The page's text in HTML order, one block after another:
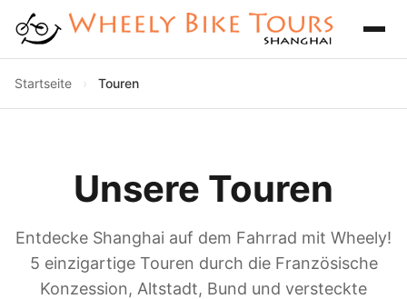
Startseite › Touren
Unsere Touren
Entdecke Shanghai auf dem Fahrrad mit Wheely!
5 einzigartige Touren durch die Französische
Konzession, Altstadt, Bund und versteckte